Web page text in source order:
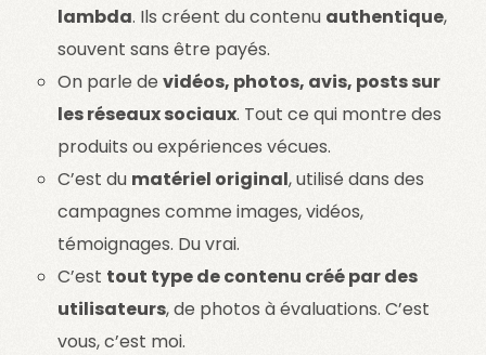
lambda. Ils créent du contenu authentique,
souvent sans être payés.
On parle devidéos, photos, avis, posts sur
les réseaux sociaux. Tout ce qui montre des
produits ou expériences vécues.
C’est du matériel original, utilisé dans des
campagnes comme images, vidéos,
témoignages. Du vrai.
C’est tout type de contenu créé par des
utilisateurs, de photos à évaluations. C’est
vous, c’est moi.